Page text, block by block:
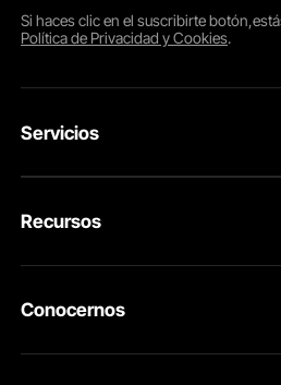
Si haces clic en elsuscribirte
Política de Privacidad y Cookies.
Servicios
Tus Pedidos
Recursos
Pro member program
Conocernos